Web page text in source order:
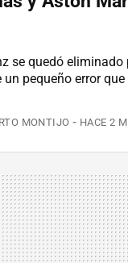
se quedó
un pequeño error
MONTIJO HACE 2